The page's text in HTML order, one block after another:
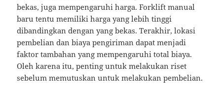
bekas, juga mempengaruhi harga. Forklift manual
baru tentu memiliki harga yang lebih tinggi
dibandingkan dengan yang bekas. Terakhir, lokasi
pembelian dan biaya pengiriman dapat menjadi
faktor tambahan yang mempengaruhi total biaya.
Oleh karena itu, penting untuk melakukan riset
sebelum memutuskan untuk melakukan pembelian.